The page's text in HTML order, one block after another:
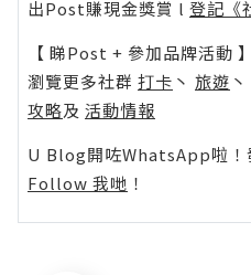
出Post賺現金獎賞 l 登記《
【 睇Post + 參加品牌活動 】
瀏覽更多社群 打卡 丶 旅遊 丶
攻略及 活動情報
U Blog開咗WhatsApp啦！
Follow 我哋 ！